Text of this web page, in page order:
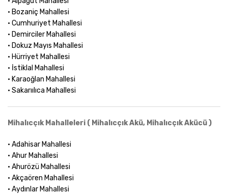
• Bozaniç Mahallesi
• Cumhuriyet Mahallesi
• Demirciler Mahallesi
• Dokuz Mayıs Mahallesi
• Hürriyet Mahallesi
• İstiklal Mahallesi
• Karaoğlan Mahallesi
• Sakarıılıca Mahallesi
Mihalıcçık Mahalleleri ( Mihalıcçık Akü, Mihalıcçık Akücü )
• Adahisar Mahallesi
• Ahur Mahallesi
• Ahurözü Mahallesi
• Akçaören Mahallesi
• Aydınlar Mahallesi